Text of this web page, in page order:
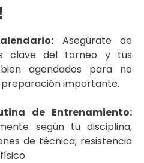
Asegúrate de
clave del torneo y tus
agendados para no
importante.
de Entrenamiento:
según tu disciplina,
de técnica, resistencia